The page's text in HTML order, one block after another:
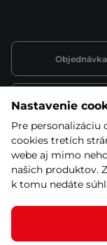
Objednávka
Spôsob
Montáž a
Kariéra
Nastavenie
Pre personalizáciu
cookies tretích
webe aj mimo
našich produktov.
k tomu nedáte